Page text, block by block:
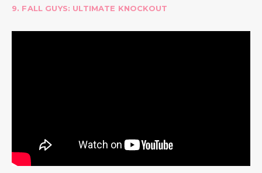
9. FALL GUYS: ULTIMATE KNOCKOUT